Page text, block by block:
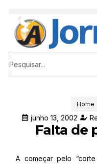
Home
junho 13, 2002
Falta de
A começar pelo